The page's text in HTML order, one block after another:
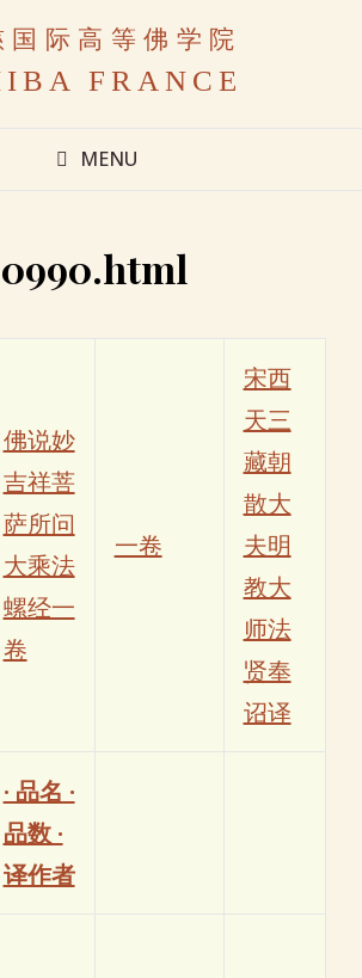
国际高等佛学院
FRANCE
MENU
0990.html
佛说妙
吉祥菩
萨所问
大乘法
螺经一
卷
一卷
宋西
天三
藏朝
散大
夫明
教大
师法
贤奉
诏译
· 品名 ·
品数 ·
译作者